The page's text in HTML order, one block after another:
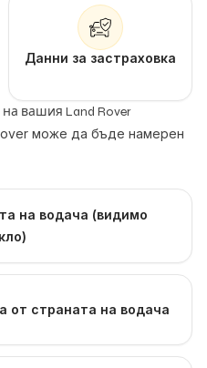
Данни за застраховка
вашия Land Rover
може да бъде намерен
на водача (видимо
от страната на водача